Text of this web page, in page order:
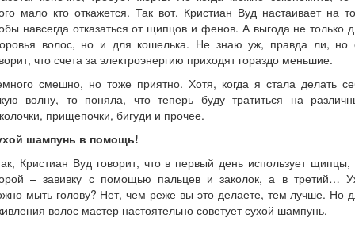
мало кто откажется. Так вот. Кристиан Вуд настаивает на
навсегда отказаться от щипцов и фенов. А выгода не только
волос, но и для кошелька. Не знаю уж, правда ли, но
что счета за электроэнергию приходят гораздо меньшие.
смешно, но тоже приятно. Хотя, когда я стала делать
волну, то поняла, что теперь буду тратиться на
прищепочки, бигуди и прочее.
шампунь в помощь!
Кристиан Вуд говорит, что в первый день использует щипцы,
– завивку с помощью пальцев и заколок, а в третий…
мыть голову? Нет, чем реже вы это делаете, тем лучше. Но
волос мастер настоятельно советует сухой шампунь.